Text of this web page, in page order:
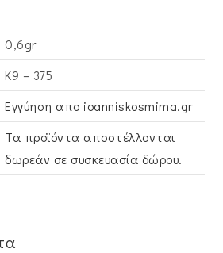
0,6gr
Κ9 – 375
Εγγύηση απο ioanniskosmima.gr
Τα προϊόντα αποστέλλονται
δωρεάν σε συσκευασία δώρου.